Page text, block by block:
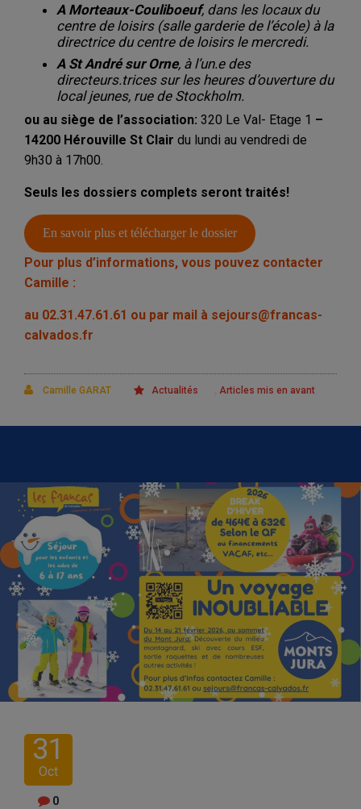
A Morteaux-Couliboeuf, dans les locaux du
centre de loisirs (salle garderie de l’école) à la
directrice du centre de loisirs le mercredi.
A St André sur Orne, à l’un.e des
directeurs.trices sur les heures d’ouverture du
local jeunes, rue de Stockholm.
ou au siège de l’association: 320 Le Val- Etage 1 –
14200 Hérouville St Clair du lundi au vendredi de
9h30 à 17h00.
Seuls les dossiers complets seront traités!
En savoir plus et télécharger le dossier
Pour plus d’informations, vous pouvez contacter
Camille :
au 02.31.47.61.61 ou par mail à sejours@francas-
calvados.fr
Camille GARAT Actualités Articles mis en avant
31
Oct
0